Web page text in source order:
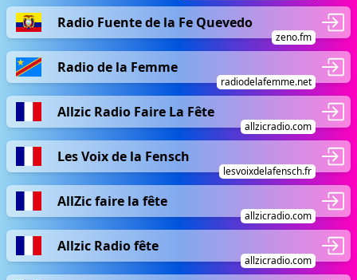
Radio Fuente de la Fe Quevedo
zeno.fm
Radio de la Femme
radiodelafemme.net
Allzic Radio Faire La Fête
allzicradio.com
Les Voix de la Fensch
lesvoixdelafensch.fr
AllZic faire la fête
allzicradio.com
Allzic Radio fête
allzicradio.com